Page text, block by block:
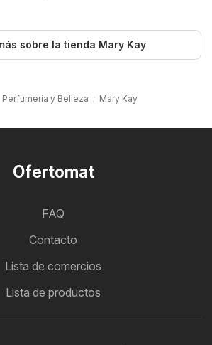
sobre la tienda Mary Kay
Perfumería y Belleza Mary Kay
Ofertomat
FAQ
Contacto
Lista de comercios
Lista de productos